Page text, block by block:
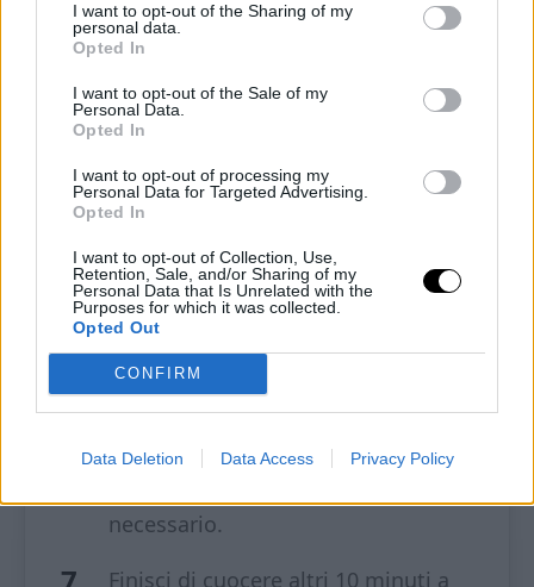
I want to opt-out of the Sharing of my
personal data.
Opted In
I want to opt-out of the Sale of my
Personal Data.
Opted In
I want to opt-out of processing my
Personal Data for Targeted Advertising.
Opted In
I want to opt-out of Collection, Use,
Retention, Sale, and/or Sharing of my
Personal Data that Is Unrelated with the
Purposes for which it was collected.
Opted Out
CONFIRM
Data Deletion Data Access Privacy Policy
Conserva la polpa e il succo privata
In una grande padella soffriggi la
cipolla e la carota con un filo di
olio.
Aggiungi la carne macinata e fai
rosolare per bene.
Versa la polpa e l’acqua dei
pomodori, il basilico, sale e spezie.
Cuoci per mezz’ora a fuoco basso,
necessario.
Finisci di cuocere altri 10 minuti a